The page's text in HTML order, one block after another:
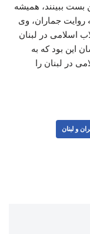
ببینند، همیشه
جماران، وی
اسلامی در لبنان
این بود که به
در لبنان را
و لبنان